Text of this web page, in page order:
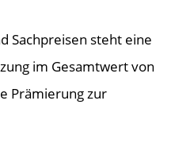
Sachpreisen steht eine
im Gesamtwert von
Prämierung zur